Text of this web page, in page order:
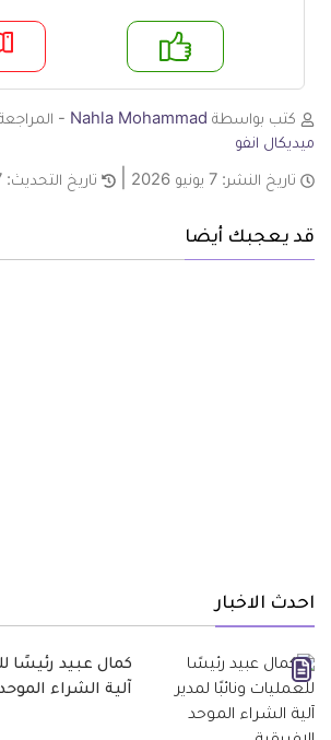
لا
كتب بواسطة Nahla Mohammad
-
ميديكال انفو
تاريخ النشر: 7 يونيو 2026 تاريخ التحديث: 7
قد يعجبك أيضا
احدث الاخبار
كمال عبيد رئيسًا
آلية الشراء